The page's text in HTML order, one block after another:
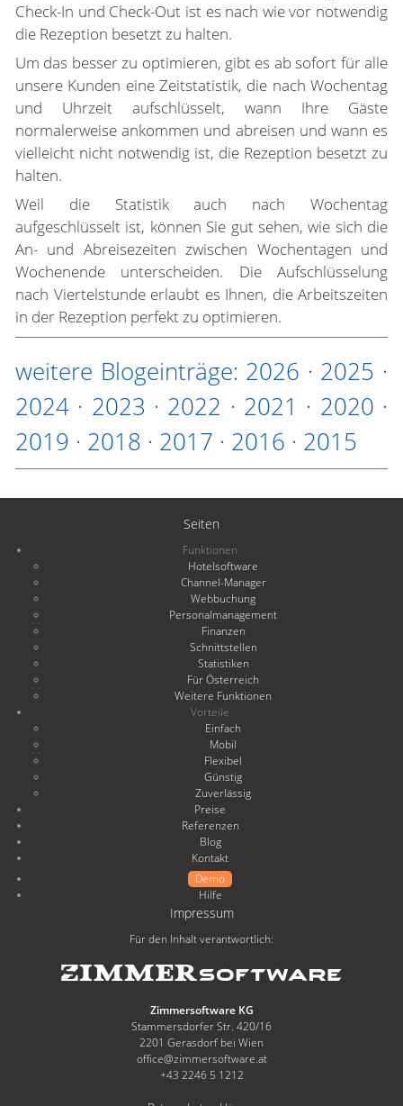
Check-In und Check-Out ist es nach wie vor notwendig
die Rezeption besetzt zu halten.
Um das besser zu optimieren, gibt es ab sofort für alle
unsere Kunden eine Zeitstatistik, die nach Wochentag
und Uhrzeit aufschlüsselt, wann Ihre Gäste
normalerweise ankommen und abreisen und wann es
vielleicht nicht notwendig ist, die Rezeption besetzt zu
halten.
Weil die Statistik auch nach Wochentag
aufgeschlüsselt ist, können Sie gut sehen, wie sich die
An- und Abreisezeiten zwischen Wochentagen und
Wochenende unterscheiden. Die Aufschlüsselung
nach Viertelstunde erlaubt es Ihnen, die Arbeitszeiten
in der Rezeption perfekt zu optimieren.
weitere Blogeinträge: 2026 · 2025 ·
2024 · 2023 · 2022 · 2021 · 2020 ·
2019 · 2018 · 2017 · 2016 · 2015
Seiten
Funktionen
Hotelsoftware
Channel-Manager
Webbuchung
Personalmanagement
Finanzen
Schnittstellen
Statistiken
Für Österreich
Weitere Funktionen
Vorteile
Einfach
Mobil
Flexibel
Günstig
Zuverlässig
Preise
Referenzen
Blog
Kontakt
Demo
Hilfe
Impressum
Für den Inhalt verantwortlich:
Zimmersoftware KG
Stammersdorfer Str. 420/16
2201 Gerasdorf bei Wien
office@zimmersoftware.at
+43 2246 5 1212